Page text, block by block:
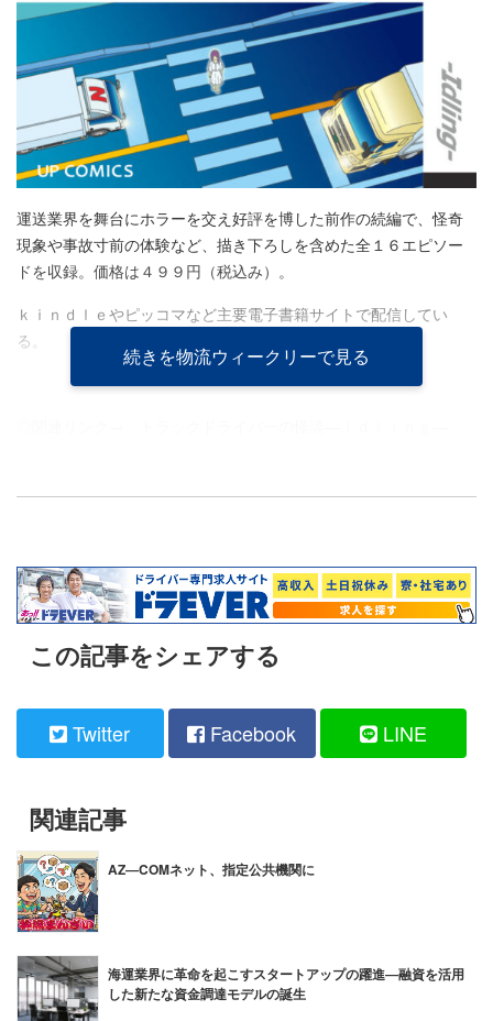
運送業界を舞台にホラーを交え好評を博した前作の続編で、怪奇
現象や事故寸前の体験など、描き下ろしを含めた全１６エピソー
ドを収録。価格は４９９円（税込み）。
ｋｉｎｄｌｅやピッコマなど主要電子書籍サイトで配信してい
る。
続きを物流ウィークリーで見る
この記事をシェアする
Twitter Facebook LINE
関連記事
AZ―COMネット、指定公共機関に
海運業界に革命を起こすスタートアップの躍進―融資を活用
した新たな資金調達モデルの誕生